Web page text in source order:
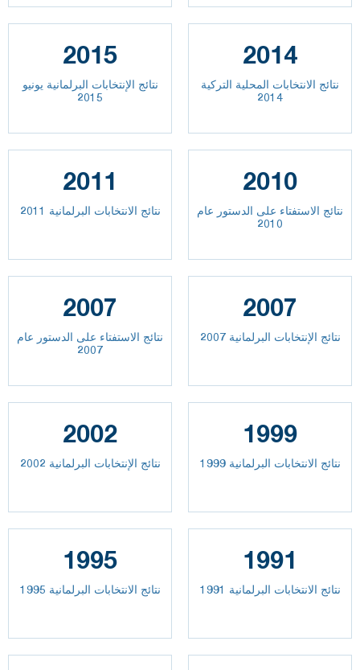
2015
نتائج الإنتخابات البرلمانية يونيو
2015
2014
نتائج الانتخابات المحلية التركية
2014
2011
نتائج الانتخابات البرلمانية 2011
2010
نتائج الاستفتاء على الدستور عام
2010
2007
نتائج الاستفتاء على الدستور عام
2007
2007
نتائج الإنتخابات البرلمانية 2007
2002
نتائج الإنتخابات البرلمانية 2002
1999
نتائج الانتخابات البرلمانية 1999
1995
نتائج الانتخابات البرلمانية 1995
1991
نتائج الانتخابات البرلمانية 1991